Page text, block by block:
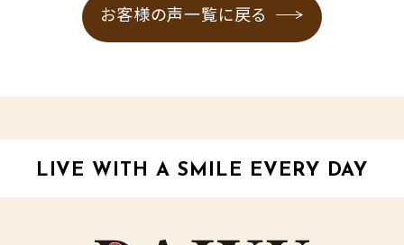
お客様の声一覧に戻る
LIVE WITH A SMILE EVERY DAY